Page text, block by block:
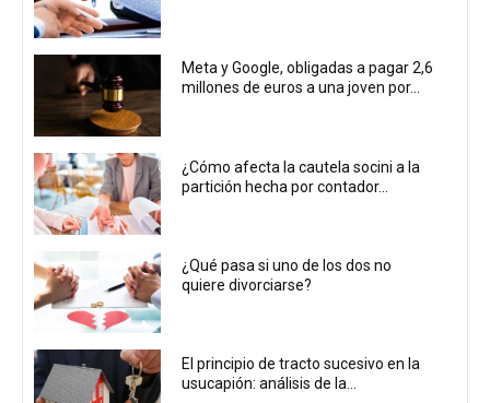
Meta y Google, obligadas a pagar 2,6
millones de euros a una joven por...
¿Cómo afecta la cautela socini a la
partición hecha por contador...
¿Qué pasa si uno de los dos no
quiere divorciarse?
El principio de tracto sucesivo en la
usucapión: análisis de la...